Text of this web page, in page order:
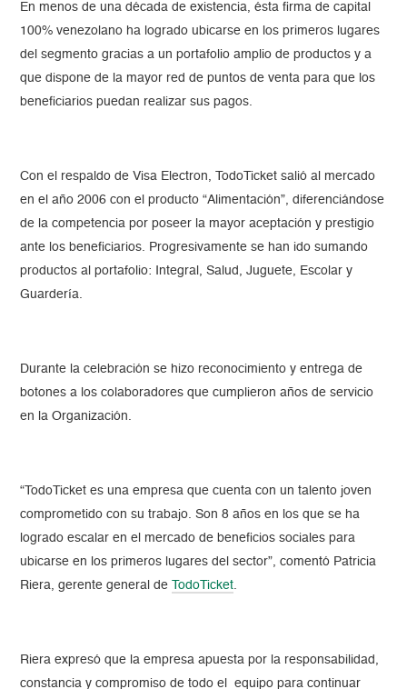
En menos de una década de existencia, ésta firma de capital
100% venezolano ha logrado ubicarse en los primeros lugares
del segmento gracias a un portafolio amplio de productos y a
que dispone de la mayor red de puntos de venta para que los
beneficiarios puedan realizar sus pagos.
Con el respaldo de Visa Electron, TodoTicket salió al mercado
en el año 2006 con el producto “Alimentación”, diferenciándose
de la competencia por poseer la mayor aceptación y prestigio
ante los beneficiarios. Progresivamente se han ido sumando
productos al portafolio: Integral, Salud, Juguete, Escolar y
Guardería.
Durante la celebración se hizo reconocimiento y entrega de
botones a los colaboradores que cumplieron años de servicio
en la Organización.
“TodoTicket es una empresa que cuenta con un talento joven
comprometido con su trabajo. Son 8 años en los que se ha
logrado escalar en el mercado de beneficios sociales para
ubicarse en los primeros lugares del sector”, comentó Patricia
Riera, gerente general de
TodoTicket.
Riera expresó que la empresa apuesta por la responsabilidad,
constancia y compromiso de todo el equipo para continuar